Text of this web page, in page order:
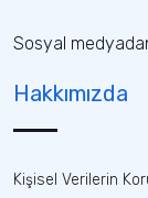
Sosyal
Hakkımızda
Kişisel Verilerin